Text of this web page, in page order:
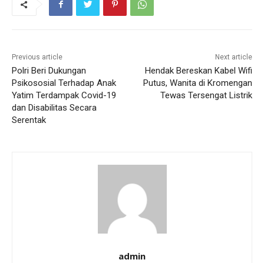
Previous article
Polri Beri Dukungan
Psikososial Terhadap Anak
Yatim Terdampak Covid-19
dan Disabilitas Secara
Serentak
Next article
Hendak Bereskan Kabel Wifi
Putus, Wanita di Kromengan
Tewas Tersengat Listrik
admin